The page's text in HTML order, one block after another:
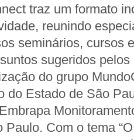
traz um formato
reunindo
seminários, cursos
sugeridos
do grupo
do Estado de São
Paulo. Com o tema